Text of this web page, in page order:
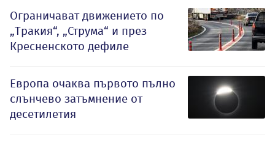
Ограничават движението по
„Тракия“, „Струма“ и през
Кресненското дефиле
Европа очаква първото пълно
слънчево затъмнение от
десетилетия